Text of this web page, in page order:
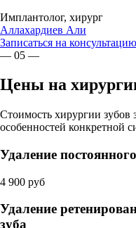
Имплантолог, хирург
Аллахардиев Али
Записаться на консультацию
— 05 —
Цены на
Стоимость хирургии зубов
особенностей конкретной
Удаление
4 900 руб
Удаление
зуба